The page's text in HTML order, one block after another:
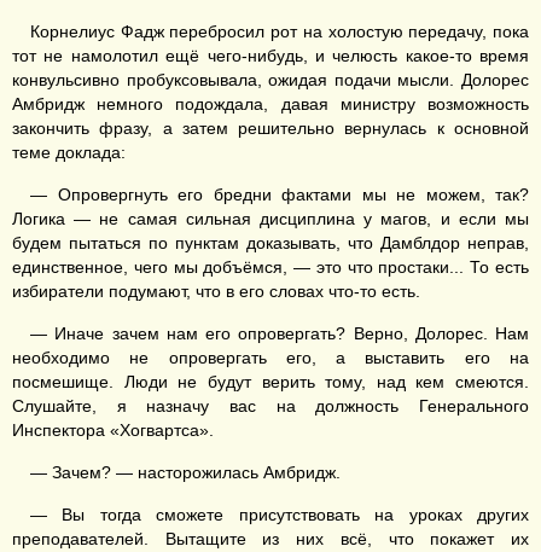
Корнелиус Фадж перебросил рот на холостую передачу, пока
тот не намолотил ещё чего-нибудь, и челюсть какое-то время
конвульсивно пробуксовывала, ожидая подачи мысли. Долорес
Амбридж немного подождала, давая министру возможность
закончить фразу, а затем решительно вернулась к основной
теме доклада:
— Опровергнуть его бредни фактами мы не можем, так?
Логика — не самая сильная дисциплина у магов, и если мы
будем пытаться по пунктам доказывать, что Дамблдор неправ,
единственное, чего мы добъёмся, — это что простаки... То есть
избиратели подумают, что в его словах что-то есть.
— Иначе зачем нам его опровергать? Верно, Долорес. Нам
необходимо не опровергать его, а выставить его на
посмешище. Люди не будут верить тому, над кем смеются.
Слушайте, я назначу вас на должность Генерального
Инспектора «Хогвартса».
— Зачем? — насторожилась Амбридж.
— Вы тогда сможете присутствовать на уроках других
преподавателей. Вытащите из них всё, что покажет их